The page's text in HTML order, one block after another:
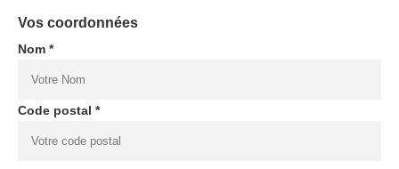
Vos coordonnées
Nom *
Code postal *